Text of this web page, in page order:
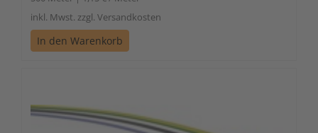
inkl. Mwst. zzgl. Versandkosten
In den Warenkorb